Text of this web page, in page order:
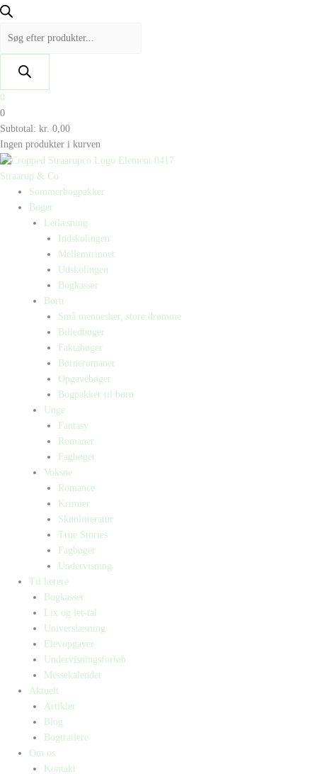
0
0
Subtotal: kr. 0,00
Ingen produkter i kurven
Straarup & Co
Sommerbogpakker
Bøger
Letlæsning
Indskolingen
Mellemtrinnet
Udskolingen
Bogkasser
Børn
Små mennesker, store drømme
Billedbøger
Faktabøger
Børneromaner
Opgavebøger
Bogpakker til børn
Unge
Fantasy
Romaner
Fagbøger
Voksne
Romance
Krimier
Skønlitteratur
True Stories
Fagbøger
Undervisning
Til lærere
Bogkasser
Lix og let-tal
Universlæsning
Elevopgaver
Undervisningsforløb
Messekalender
Aktuelt
Artikler
Blog
Bogtrailere
Om os
Kontakt